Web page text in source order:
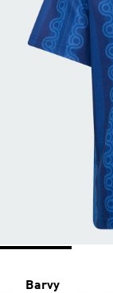
Barvy